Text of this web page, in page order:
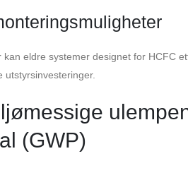
kan eldre systemer designet for HCFC
utstyrsinvesteringer.
(GWP)